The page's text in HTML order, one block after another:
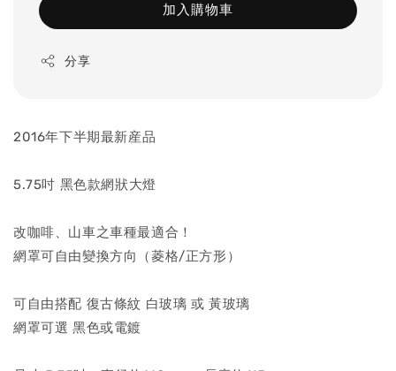
加入購物車
分享
2016年下半期最新産品
5.75吋 黑色款網狀大燈
改咖啡、山車之車種最適合！
網罩可自由變換方向（菱格/正方形）
可自由搭配 復古條紋 白玻璃 或 黃玻璃
網罩可選 黑色或電鍍